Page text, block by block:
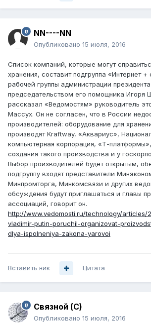
NN----NN
Опубликовано 15 июля, 2016
Список компаний, которые могут
хранения, составит подгруппа «Интернет +
рабочей группы администрации
председательством его помощника Игоря
рассказал «Ведомостям» руководитель
Массух. Он не согласен, что в России
производителей: оборудование для
производят Kraftway, «Аквариус»,
компьютерная корпорация, «Т-
создания такого производства и у
Выбор производителей будет открытым,
подгруппу входят представители
Минпромторга, Минкомсвязи и других
обсуждения будут приглашаться и главы
ассоциаций, говорит он.
http://www.vedomosti.ru/technology/articles/
vladimir-putin-poruchil-organizovat-
dlya-ispolneniya-zakona-yarovoi
Вставить ник Цитата
Связной (С)
Опубликовано 15 июля, 2016